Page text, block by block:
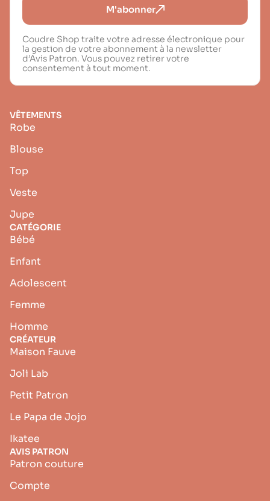
M'abonner
Coudre Shop traite votre adresse électronique pour
la gestion de votre abonnement à la newsletter
d’Avis Patron. Vous pouvez retirer votre
consentement à tout moment.
VÊTEMENTS
Robe
Blouse
Top
Veste
Jupe
CATÉGORIE
Bébé
Enfant
Adolescent
Femme
Homme
CRÉATEUR
Maison Fauve
Joli Lab
Petit Patron
Le Papa de Jojo
Ikatee
AVIS PATRON
Patron couture
Compte